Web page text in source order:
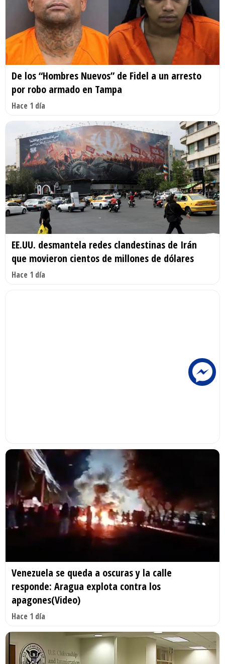
De los “Hombres Nuevos” de Fidel a un arresto
por robo armado en Tampa
Hace 1 día
EE.UU. desmantela redes clandestinas de Irán
que movieron cientos de millones de dólares
Hace 1 día
Venezuela se queda a oscuras y la calle
responde: Aragua explota contra los
apagones(Video)
Hace 1 día